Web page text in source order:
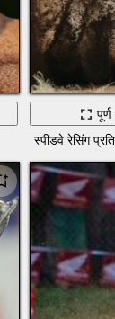
स्पीडवे रेसिंग